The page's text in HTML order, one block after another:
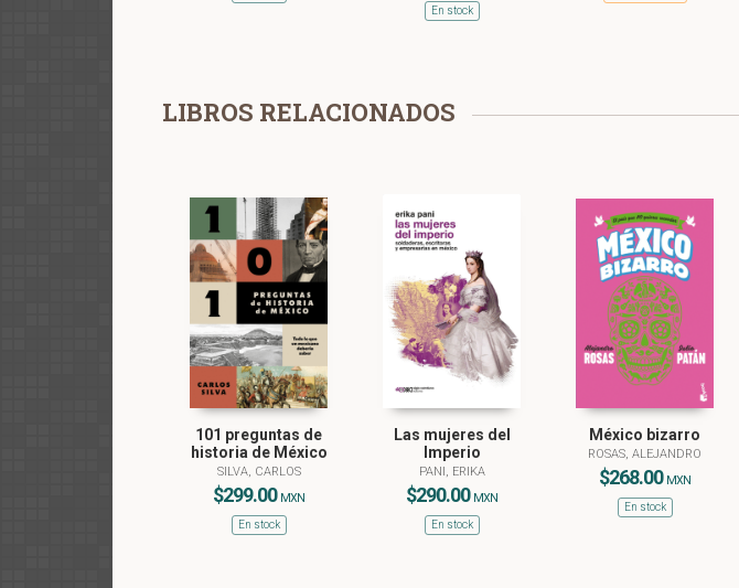
En stock
LIBROS RELACIONADOS
101 preguntas de
historia de México
SILVA, CARLOS
$299.00 MXN
En stock
Las mujeres del
Imperio
PANI, ERIKA
$290.00 MXN
En stock
México bizarro
ROSAS, ALEJANDRO
$268.00 MXN
En stock